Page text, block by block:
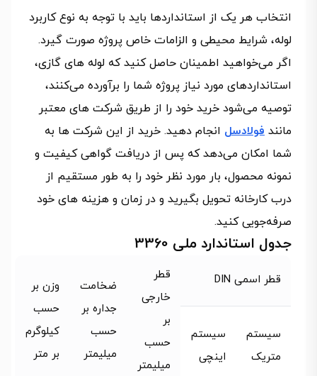
انتخاب هر یک از استانداردها باید با توجه به نوع کاربرد
لوله، شرایط محیطی و الزامات خاص پروژه صورت گیرد.
اگر می‌خواهید اطمینان حاصل کنید که لوله‌ های گازی،
استانداردهای مورد نیاز پروژه شما را برآورده می‌کنند،
توصیه می‌شود خرید خود را از طریق شرکت‌ های معتبر
مانند فولادسل انجام دهید. خرید از این شرکت‌ ها به
شما امکان می‌دهد که پس از دریافت گواهی کیفیت و
نمونه محصول، بار مورد نظر خود را به طور مستقیم از
درب کارخانه تحویل بگیرید و در زمان و هزینه‌ های خود
صرفه‌جویی کنید.
جدول استاندارد ملی 3360
قطر اسمی DIN
قطر
خارجی
بر
حسب
میلیمتر
ضخامت
جداره بر
حسب
میلیمتر
وزن بر
حسب
کیلوگرم
بر متر
سیستم
متریک
سیستم
اینچی